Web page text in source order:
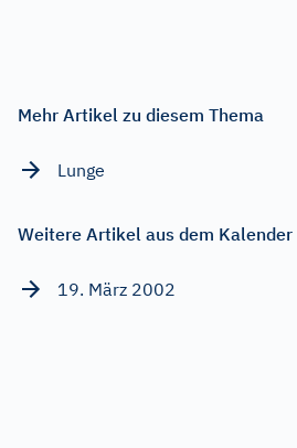
Mehr Artikel zu diesem Thema
Lunge
Weitere Artikel aus dem Kalender
19. März 2002